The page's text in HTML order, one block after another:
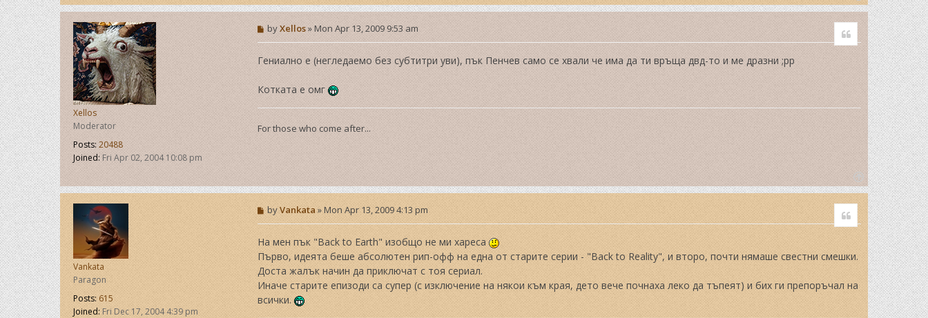
T
o
p
Xellos
Moderator
Posts: 20488
Joined:Fri Apr 02, 2004 10:08 pm
Quote
P
o
s
t
byXellos»Mon Apr 13, 2009 9:53 am
Гениално е (негледаемо без субтитри уви), пък Пенчев само се хвали че има да ти връща двд-то и ме дразни ;рр
Котката е омг
For those who come after...
T
o
p
Vankata
Paragon
Posts: 615
Joined:Fri Dec 17, 2004 4:39 pm
Quote
P
o
s
t
byVankata»Mon Apr 13, 2009 4:13 pm
На мен пък "Back to Earth" изобщо не ми хареса
Първо, идеята беше абсолютен рип-офф на една от старите серии - "Back to Reality", и второ, почти нямаше свестни смешки.
Доста жалък начин да приключат с тоя сериал.
Иначе старите епизоди са супер (с изключение на някои към края, дето вече почнаха леко да тъпеят) и бих ги препоръчал на
всички.